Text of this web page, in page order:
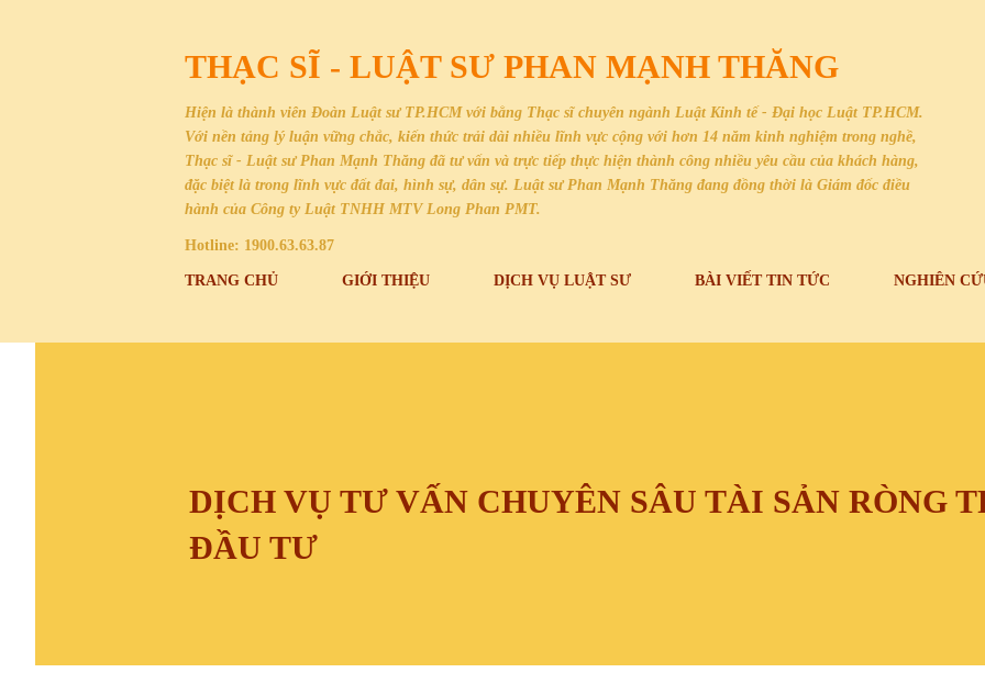
THẠC SĨ - LUẬT SƯ PHAN MẠNH THĂNG
Hiện là thành viên Đoàn Luật sư TP.HCM với bằng Thạc sĩ chuyên ngành Luật Kinh tế - Đại học Luật TP.HCM.
Với nền tảng lý luận vững chắc, kiến thức trải dài nhiều lĩnh vực cộng với hơn 14 năm kinh nghiệm trong nghề,
Thạc sĩ - Luật sư Phan Mạnh Thăng đã tư vấn và trực tiếp thực hiện thành công nhiều yêu cầu của khách hàng,
đặc biệt là trong lĩnh vực đất đai, hình sự, dân sự. Luật sư Phan Mạnh Thăng đang đồng thời là Giám đốc điều
hành của Công ty Luật TNHH MTV Long Phan PMT.
Hotline: 1900.63.63.87
TRANG CHỦ GIỚI THIỆU DỊCH VỤ LUẬT SƯ BÀI VIẾT TIN TỨC NGHIÊN
DỊCH VỤ TƯ VẤN CHUYÊN SÂU TÀI SẢN RÒNG
ĐẦU TƯ